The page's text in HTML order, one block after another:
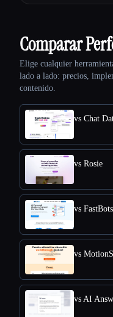
Comparar
Elige cualquier
lado a lado: precios,
contenido.
vs Chat
vs Rosie
vs
vs